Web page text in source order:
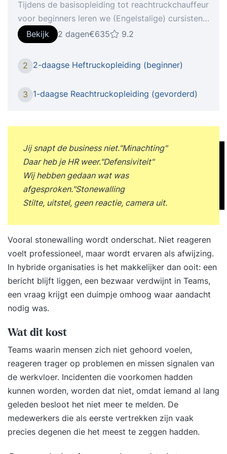
Tijdens de basisopleiding tot reachtruckchauffeur
voor beginners leren we (Engelstalige) cursisten
een reachtruck te besturen en tot in de puntjes te
beheersen. Het besturen van een reachtruck voelt
vaak onnatuurlijk, omdat er gereden wordt in een
zijwaartse richting. Met verschillende opdrachten
verschillende soorten ladingen over speciale
gevoel krijgen hoe een reachtruck bestuurd dient
op de praktijk en veiligheid. Wijzen cursisten op
gevaren en leren ze ten alle tijden goed om zich
heen te kijken. Door de uitgekiende en
didactische opbouw van de cursus in 2
aaneengesloten dagen (07.00 - 14.30 uur) zijn
ook de onervaren reachtruckchauffeurs in staat
om aan het eind van de opleiding veilig en
verantwoord met de reachtruck te rijden en het
reachtruckcertificaat te verdienen.
Elektropallettruck en stapelaar vormen een vast
onderdeel van deze cursus. Bij een voldoende
resultaat voor de opdrachten ontvangt u voor
ervaringen over BLOM opleidingen's training
Basisopleiding Reachtruck (beginner) op
Springest... Voor wie is deze opleiding? Deze
reachtruckopleiding is als basisopleiding bedoeld
voor (Engelstalige) medewerkers die nog geen
enkele ervaring op een reachtruck hebben.
Programma De opleidingsduur bedraagt 2 lange
dagen, van 07.00 uur tot 14.30 uur, waarbij de
Bekijk 2 dagen€635 9.2
2 2-daagse Heftruckopleiding (beginner)
3 1-daagse Reachtruckopleiding (gevorderd)
Jij snapt de business niet."Minachting"
Daar heb je HR weer."Defensiviteit"
Wij hebben gedaan wat was
afgesproken."Stonewalling
Stilte, uitstel, geen reactie, camera uit.
Vooral stonewalling wordt onderschat. Niet reageren
voelt professioneel, maar wordt ervaren als afwijzing.
In hybride organisaties is het makkelijker dan ooit: een
bericht blijft liggen, een bezwaar verdwijnt in Teams,
een vraag krijgt een duimpje omhoog waar aandacht
nodig was.
Wat dit kost
Teams waarin mensen zich niet gehoord voelen,
reageren trager op problemen en missen signalen van
de werkvloer. Incidenten die voorkomen hadden
kunnen worden, worden dat niet, omdat iemand al lang
geleden besloot het niet meer te melden. De
medewerkers die als eerste vertrekken zijn vaak
precies degenen die het meest te zeggen hadden.